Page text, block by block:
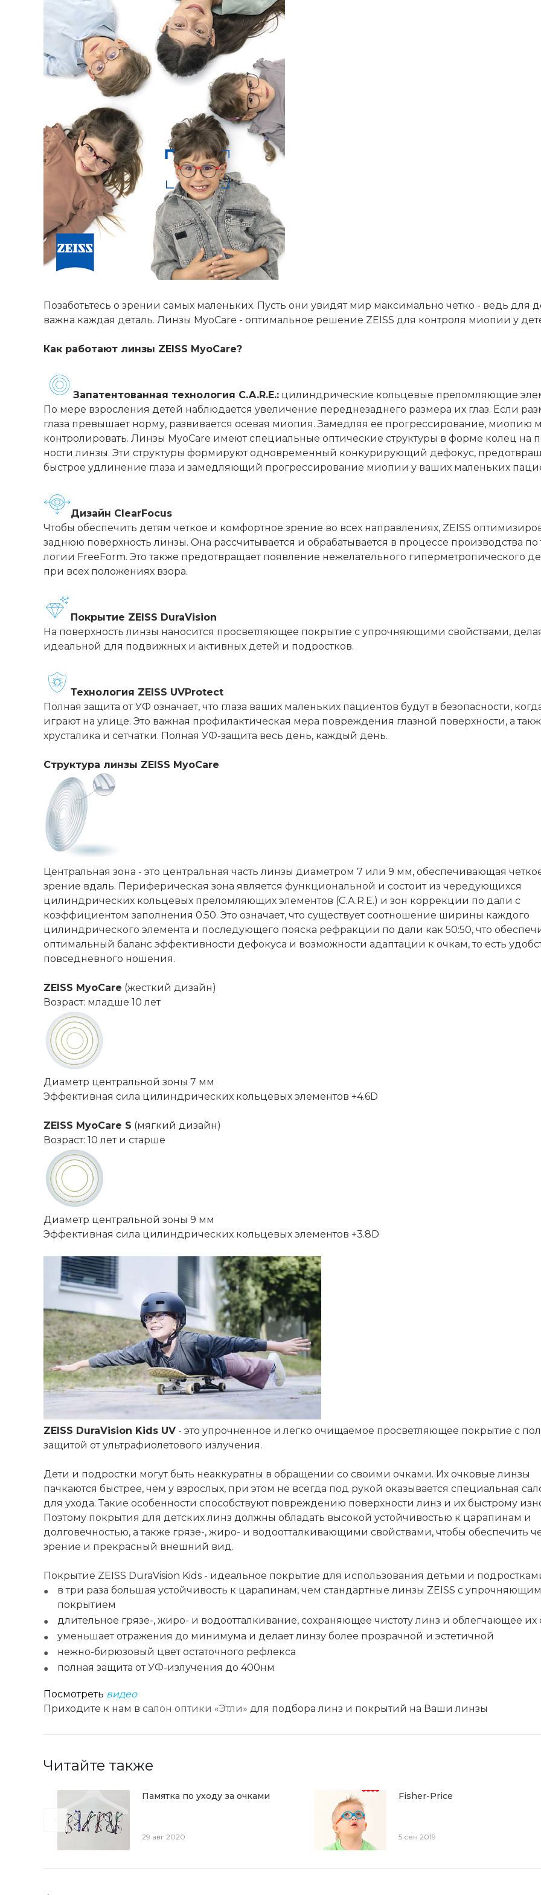
Позаботьтесь о зрении самых маленьких. Пусть они увидят мир максимально четко - ведь для
важна каждая деталь. Линзы MyoCare - оптимальное решение ZEISS для контроля миопии у
Как работают линзы ZEISS MyoCare?
Запатентованная технология C.A.R.E.: цилиндрические кольцевые преломляющие
По мере взросления детей наблюдается увеличение переднезаднего размера их глаз. Если
глаза превышает норму, развивается осевая миопия. Замедляя ее прогрессирование, миопию
контролировать. Линзы MyoCare имеют специальные оптические структуры в форме колец на
ности линзы. Эти структуры формируют одновременный конкурирующий дефокус,
быстрое удлинение глаза и замедляющий прогрессирование миопии у ваших маленьких
Дизайн ClearFocus
Чтобы обеспечить детям четкое и комфортное зрение во всех направлениях, ZEISS
заднюю поверхность линзы. Она рассчитывается и обрабатывается в процессе производства по
логии FreeForm. Это также предотвращает появление нежелательного гиперметропического
при всех положениях взора.
Покрытие ZEISS DuraVision
На поверхность линзы наносится просветляющее покрытие с упрочняющими свойствами,
идеальной для подвижных и активных детей и подростков.
Технология ZEISS UVProtect
Полная защита от УФ означает, что глаза ваших маленьких пациентов будут в безопасности,
играют на улице. Это важная профилактическая мера повреждения глазной поверхности, а
хрусталика и сетчатки. Полная УФ-защита весь день, каждый день.
Структура линзы ZEISS MyoCare
Центральная зона - это центральная часть линзы диаметром 7 или 9 мм, обеспечивающая
зрение вдаль. Периферическая зона является функциональной и состоит из чередующихся
цилиндрических кольцевых преломляющих элементов (C.A.R.E.) и зон коррекции по дали с
коэффициентом заполнения 0.50. Это означает, что существует соотношение ширины каждого
цилиндрического элемента и последующего пояска рефракции по дали как 50:50, что
оптимальный баланс эффективности дефокуса и возможности адаптации к очкам, то есть
повседневного ношения.
ZEISS MyoCare (жесткий дизайн)
Возраст: младше 10 лет
Диаметр центральной зоны 7 мм
Эффективная сила цилиндрических кольцевых элементов +4.6D
ZEISS MyoCare S (мягкий дизайн)
Возраст: 10 лет и старше
Диаметр центральной зоны 9 мм
Эффективная сила цилиндрических кольцевых элементов +3.8D
ZEISS DuraVision Kids UV - это упрочненное и легко очищаемое просветляющее покрытие с
защитой от ультрафиолетового излучения.
Дети и подростки могут быть неаккуратны в обращении со своими очками. Их очковые линзы
пачкаются быстрее, чем у взрослых, при этом не всегда под рукой оказывается специальная
для ухода. Такие особенности способствуют повреждению поверхности линз и их быстрому
Поэтому покрытия для детских линз должны обладать высокой устойчивостью к царапинам и
долговечностью, а также грязе-, жиро- и водоотталкивающими свойствами, чтобы обеспечить
зрение и прекрасный внешний вид.
Покрытие ZEISS DuraVision Kids - идеальное покрытие для использования детьми и
в три раза большая устойчивость к царапинам, чем стандартные линзы ZEISS с упрочняющим
покрытием
длительное грязе-, жиро- и водоотталкивание, сохраняющее чистоту линз и облегчающее их
уменьшает отражения до минимума и делает линзу более прозрачной и эстетичной
нежно-бирюзовый цвет остаточного рефлекса
полная защита от УФ-излучения до 400нм
Посмотреть видео
Приходите к нам в салон оптики «Этли» для подбора линз и покрытий на Ваши линзы
Читайте также
Памятка по уходу за очками
29 авг 2020
Fisher-Price
5 сен 2019